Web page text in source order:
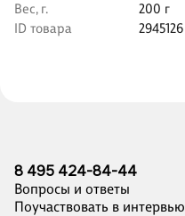
Вес, г.
200 г
ID товара
2945126
8 495 424-84-44
Вопросы и ответы
Поучаствовать в интервью